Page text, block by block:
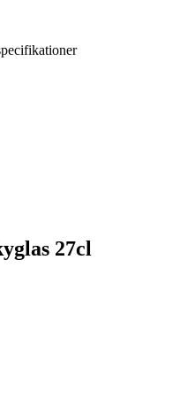
27cl